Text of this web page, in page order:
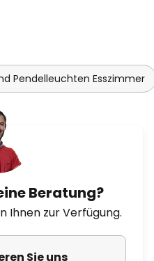
Pendelleuchten Esszimmer
Beratung?
Ihnen zur Verfügung.
Sie uns